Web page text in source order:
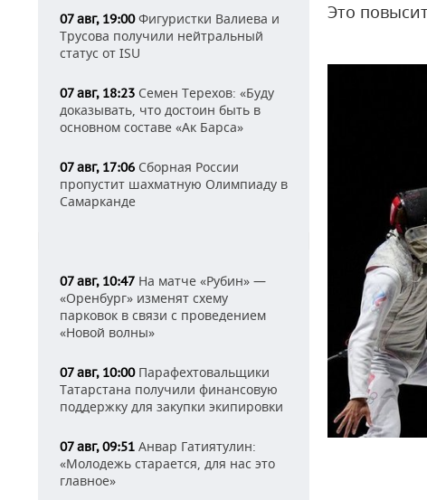
07 авг, 19:00Фигуристки Валиева и
Трусова получили нейтральный
статус от ISU
07 авг, 18:23 Семен Терехов: «Буду
доказывать, что достоин быть в
основном составе «Ак Барса»
07 авг, 17:06 Сборная России
пропустит шахматную Олимпиаду в
Самарканде
07 авг, 10:47 На матче «Рубин» —
«Оренбург» изменят схему
парковок в связи с проведением
«Новой волны»
07 авг, 10:00Парафехтовальщики
Татарстана получили финансовую
поддержку для закупки экипировки
07 авг, 09:51 Анвар Гатиятулин:
«Молодежь старается, для нас это
главное»
Это